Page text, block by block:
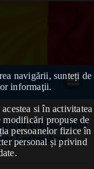
navigării, sunteți de
informaţii.
si în activitatea
modificări propuse de
persoanelor fizice în
personal și privind
preşedintelui
( octombrie-